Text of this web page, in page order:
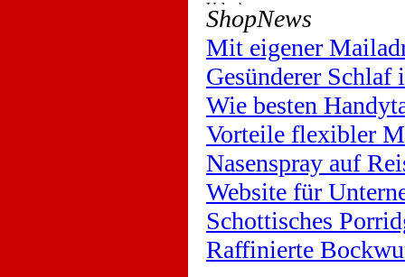
ShopNews
Mit eigener
Gesünderer Schlaf
Wie besten
Vorteile flexibler
Nasenspray auf
Website für
Schottisches
Raffinierte